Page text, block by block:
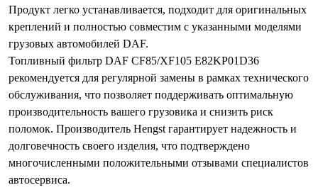
Продукт легко устанавливается, подходит для оригинальных
креплений и полностью совместим с указанными моделями
грузовых автомобилей DAF.
Топливный фильтр DAF CF85/XF105 E82KP01D36
рекомендуется для регулярной замены в рамках технического
обслуживания, что позволяет поддерживать оптимальную
производительность вашего грузовика и снизить риск
поломок. Производитель Hengst гарантирует надежность и
долговечность своего изделия, что подтверждено
многочисленными положительными отзывами специалистов
автосервиса.